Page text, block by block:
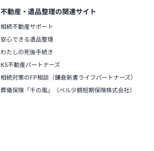
不動産・遺品整理の関連サイト
相続不動産サポート
安心できる遺品整理
わたしの死後手続き
KS不動産パートナーズ
相続対策のFP相談（鎌倉新書ライフパートナーズ）
葬儀保険「千の風」（ベル少額短期保険株式会社）